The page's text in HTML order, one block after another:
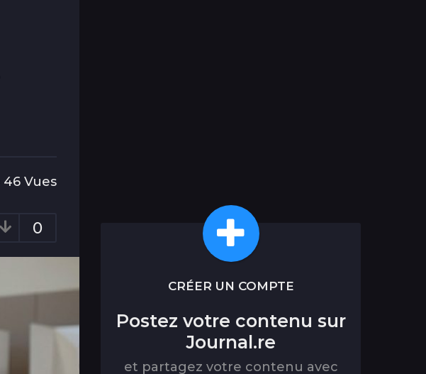
46 Vues
0
CRÉER UN COMPTE
Postez votre contenu sur
Journal.re
et partagez votre contenu avec